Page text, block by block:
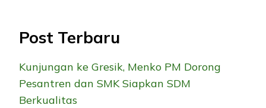
Post Terbaru
Kunjungan ke Gresik, Menko PM Dorong
Pesantren dan SMK Siapkan SDM
Berkualitas